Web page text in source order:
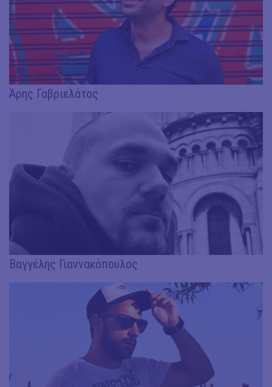
Άρης Γαβριελάτος
Βαγγέλης Γιαννακόπουλος